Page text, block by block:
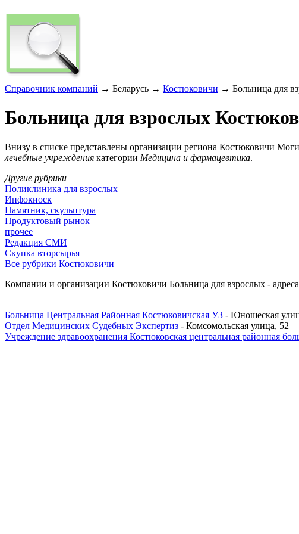
Справочник компаний → Беларусь → Костюковичи → Больница для
Больница для взрослых
Внизу в списке представлены организации региона Костюковичи
лечебные учреждения категории Медицина и фармацевтика.
Другие рубрики
Поликлиника для взрослых
Инфокиоск
Памятник, скульптура
Продуктовый рынок
прочее
Редакция СМИ
Скупка вторсырья
Все рубрики Костюковичи
Компании и организации Костюковичи Больница для взрослых -
Больница Центральная Районная Костюковичская УЗ - Юношеская
Отдел Медицинских Судебных Экспертиз - Комсомольская улица, 52
Учреждение здравоохранения Костюковская центральная районная